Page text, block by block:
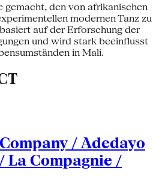
gemacht, den von afrikanischen
modernen Tanz zu
auf der Erforschung der
und wird stark beeinflusst
in Mali.
/ Adedayo
La Compagnie /